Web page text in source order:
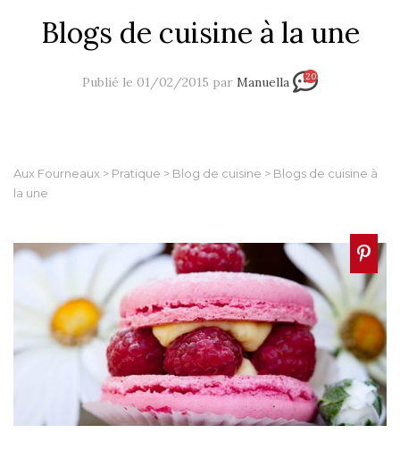
Blogs de cuisine à la une
Publié le 01/02/2015 par Manuella 20
Aux Fourneaux > Pratique > Blog de cuisine > Blogs de cuisine à
la une